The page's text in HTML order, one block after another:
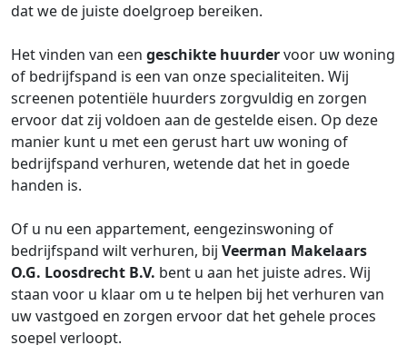
dat we de juiste doelgroep bereiken.
Het vinden van een geschikte huurdervoor uw woning
of bedrijfspand is een van onze specialiteiten. Wij
screenen potentiële huurders zorgvuldig en zorgen
ervoor dat zij voldoen aan de gestelde eisen. Op deze
manier kunt u met een gerust hart uw woning of
bedrijfspand verhuren, wetende dat het in goede
handen is.
Of u nu een appartement, eengezinswoning of
bedrijfspand wilt verhuren, bij Veerman Makelaars
O.G. Loosdrecht B.V. bent u aan het juiste adres. Wij
staan voor u klaar om u te helpen bij het verhuren van
uw vastgoed en zorgen ervoor dat het gehele proces
soepel verloopt.